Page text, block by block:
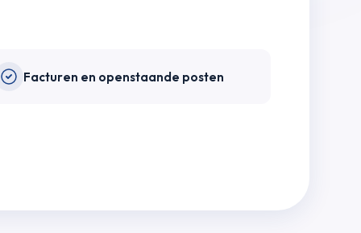
Facturen en openstaande posten